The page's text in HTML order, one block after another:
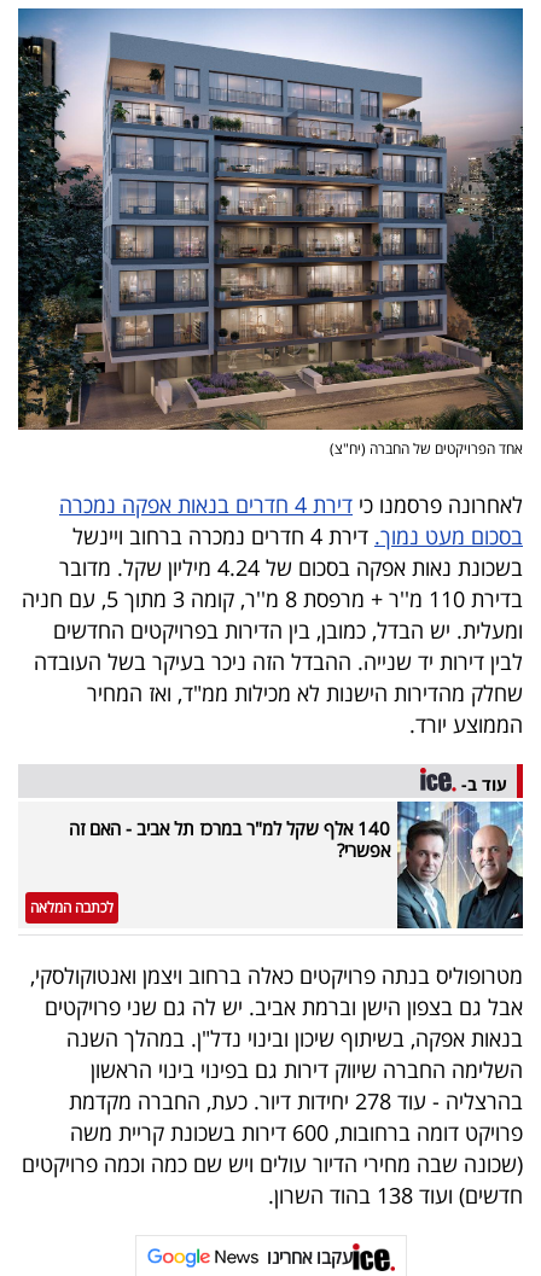
מייל
אדום
פרסמו
באייס
עקבו
אחרינו:
אחד הפרויקטים של החברה (יח"צ)
לאחרונה פרסמנו כי
דירת 4 חדרים בנאות אפקה נמכרה
בסכום מעט נמוך.
דירת 4 חדרים נמכרה ברחוב ויינשל
בשכונת נאות אפקה בסכום של 4.24 מיליון שקל. מדובר
בדירת 110 מ''ר + מרפסת 8 מ''ר, קומה 3 מתוך 5, עם חניה
ומעלית. יש הבדל, כמובן, בין הדירות בפרויקטים החדשים
לבין דירות יד שנייה. ההבדל הזה ניכר בעיקר בשל העובדה
שחלק מהדירות הישנות לא מכילות ממ"ד, ואז המחיר
הממוצע יורד.
עוד ב-
140 אלף שקל למ"ר במרכז תל אביב - האם זה
אפשרי?
לכתבה המלאה
מטרופוליס בנתה פרויקטים כאלה ברחוב ויצמן ואנטוקולסקי,
אבל גם בצפון הישן וברמת אביב. יש לה גם שני פרויקטים
בנאות אפקה, בשיתוף שיכון ובינוי נדל"ן. במהלך השנה
השלימה החברה שיווק דירות גם בפינוי בינוי הראשון
בהרצליה - עוד 278 יחידות דיור. כעת, החברה מקדמת
פרויקט דומה ברחובות, 600 דירות בשכונת קריית משה
(שכונה שבה מחירי הדיור עולים ויש שם כמה וכמה פרויקטים
חדשים) ועוד 138 בהוד השרון.
עקבו אחרינו